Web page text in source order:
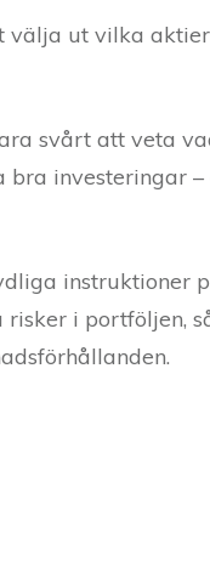
ut vilka
svårt att veta
investeringar
instruktioner
i portföljen,